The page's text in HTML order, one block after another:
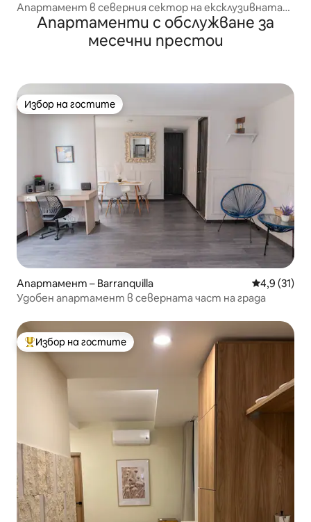
Апартамент в северния сектор на ексклузивната
Баранкиля
Апартаменти с обслужване за
месечни престои
Избор на гостите
Избор на гостите
Апартамент – Barranquilla Средна
4,9 (31)
Удобен апартамент в северната част на града
Най-популярен избор на гостите
Избор на гостите